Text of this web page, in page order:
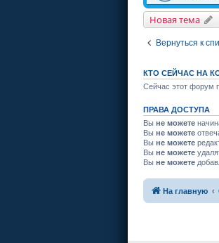
Новая тема
Вернуться к
КТО СЕЙЧАС НА
Сейчас этот форум
ПРАВА ДОСТУПА
Вы не можете
Вы не можете
Вы не можете
Вы не можете
Вы не можете
На главную